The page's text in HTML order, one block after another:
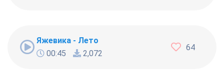
Яжевика - Лето
00:45
2,072
64